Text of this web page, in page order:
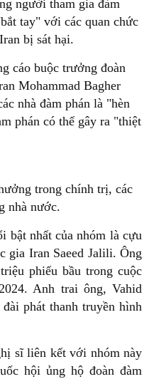
người tham gia đàm
tay" với các quan chức
bị sát hại.
cáo buộc trưởng đoàn
Mohammad Bagher
nhà đàm phán là "hèn
phán có thể gây ra "thiệt
trong chính trị, các
nhà nước.
bật nhất của nhóm là cựu
gia Iran Saeed Jalili. Ông
phiếu bầu trong cuộc
Anh trai ông, Vahid
phát thanh truyền hình
sĩ liên kết với nhóm này
hội ủng hộ đoàn đàm